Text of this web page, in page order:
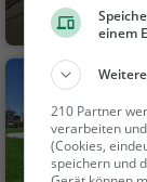
einem
210 Partner
verarbeiten
(Cookies,
speichern und